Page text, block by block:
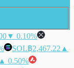
▼ 0.10%
SOL฿2,467.22 ▲
▲ 0.50%